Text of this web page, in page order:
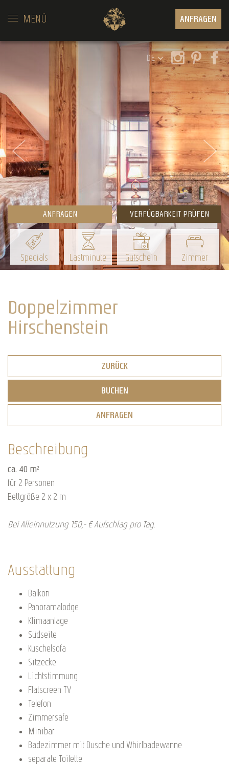
ANFRAGEN
MENÜ
DE
ANFRAGEN VERFÜGBARKEIT PRÜFEN
Specials Lastminute Gutschein Zimmer
Doppelzimmer
Hirschenstein
ZURÜCK
BUCHEN
ANFRAGEN
Beschreibung
ca. 40 m²
für 2 Personen
Bettgröße 2 x 2 m
Bei Alleinnutzung 150,- € Aufschlag pro Tag.
Ausstattung
Balkon
Panoramalodge
Klimaanlage
Südseite
Kuschelsofa
Sitzecke
Lichtstimmung
Flatscreen TV
Telefon
Zimmersafe
Minibar
Badezimmer mit Dusche und Whirlbadewanne
separate Toilette